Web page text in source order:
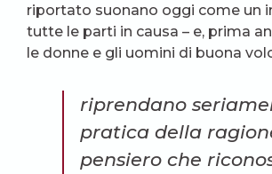
riportato suonano oggi come un
tutte le parti in causa – e, prima
le donne e gli uomini di buona
riprendano
pratica della
pensiero che